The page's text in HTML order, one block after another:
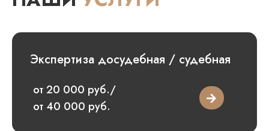
Экспертиза досудебная / судебная
от 20 000 руб./
от 40 000 руб.